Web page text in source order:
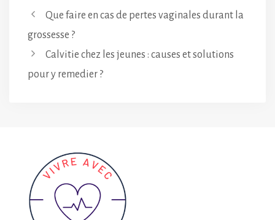
Que faire en cas de pertes vaginales durant la
grossesse ?
Calvitie chez les jeunes : causes et solutions
pour y remedier ?